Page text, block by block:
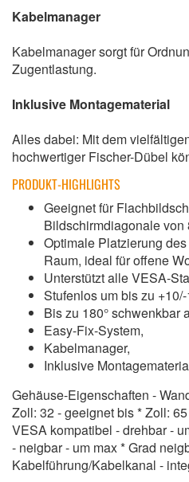
Kabelmanager
Kabelmanager sorgt für
Zugentlastung.
Inklusive Montagematerial
Alles dabei: Mit dem
hochwertiger Fischer-Dübel
PRODUKT-HIGHLIGHTS
Geeignet für
Bildschirmdiagonale von
Optimale Platzierung
Raum, ideal für offene
Unterstützt alle VESA-
Stufenlos um bis zu
Bis zu 180° schwenkbar
Easy-Fix-System,
Kabelmanager,
Inklusive
Gehäuse-Eigenschaften -
Zoll: 32 - geeignet bis * Zoll:
VESA kompatibel - drehbar -
- neigbar - um max * Grad
Kabelführung/Kabelkanal -